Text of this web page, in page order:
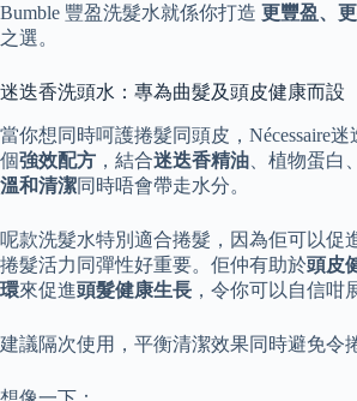
Bumble 豐盈洗髮水就係你打造 更豐盈、
之選。
迷迭香洗頭水：專為曲髮及頭皮健康而設
當你想同時呵護捲髮同頭皮，Nécessaire
個強效配方 ，結合迷迭香精油 、植物蛋白
溫和清潔同時唔會帶走水分。
呢款洗髮水特別適合捲髮，因為佢可以促
捲髮活力同彈性好重要。佢仲有助於頭皮
環來促進頭髮健康生長 ，令你可以自信咁
建議隔次使用，平衡清潔效果同時避免令